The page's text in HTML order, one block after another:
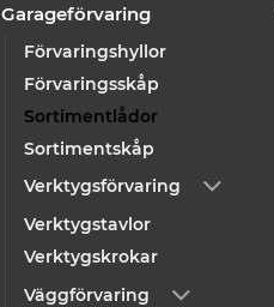
Garageförvaring
Förvaringshyllor
Förvaringsskåp
Sortimentlådor
Sortimentskåp
Verktygsförvaring
Verktygstavlor
Verktygskrokar
Väggförvaring